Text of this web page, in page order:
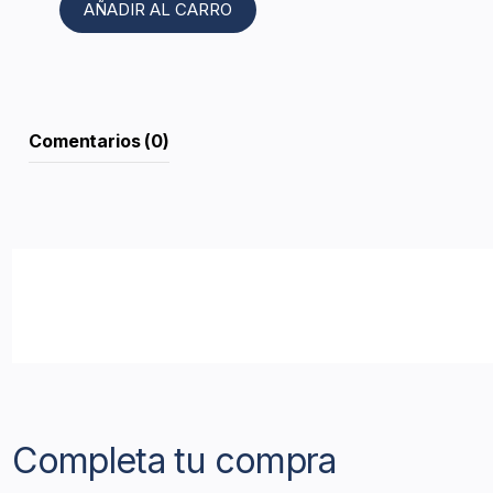
AÑADIR AL CARRO
Comentarios (0)
Completa tu compra